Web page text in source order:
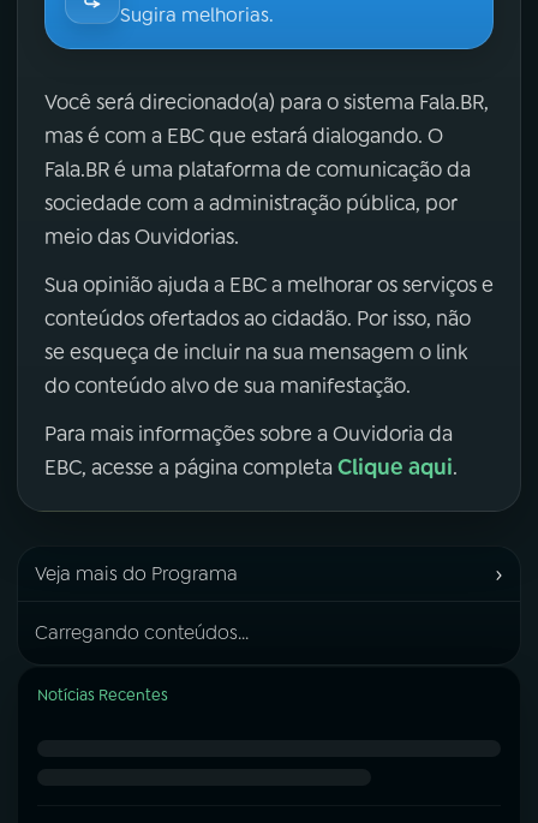
Sugira melhorias.
Você será direcionado(a) para o sistema Fala.BR,
mas é com a EBC que estará dialogando. O
Fala.BR é uma plataforma de comunicação da
sociedade com a administração pública, por
meio das Ouvidorias.
Sua opinião ajuda a EBC a melhorar os serviços e
conteúdos ofertados ao cidadão. Por isso, não
se esqueça de incluir na sua mensagem o link
do conteúdo alvo de sua manifestação.
Para mais informações sobre a Ouvidoria da
EBC, acesse a página completa Clique aqui.
Veja mais do Programa ›
Carregando conteúdos...
Notícias Recentes